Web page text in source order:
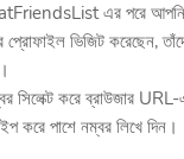
এর পরে আপনি
প্রোফাইল ভিজিট করেছেন,
সিলেক্ট করে ব্রাউজার
করে পাশে নম্বর লিখে দিন।